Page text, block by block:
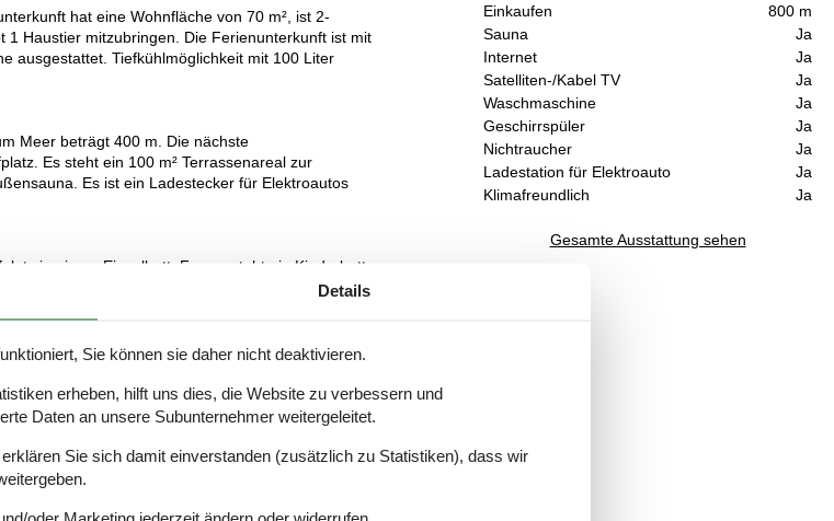
Einkaufen
800 m
Sauna
Ja
Internet
Ja
Satelliten-/Kabel TV
Ja
Waschmaschine
Ja
Geschirrspüler
Ja
Nichtraucher
Ja
Ladestation für Elektroauto
Ja
Klimafreundlich
Ja
Gesamte Ausstattung sehen
hat eine Wohnfläche von 70 m², ist 2-
Haustier mitzubringen. Die Ferienunterkunft ist mit
ausgestattet. Tiefkühlmöglichkeit mit 100 Liter
Meer beträgt 400 m. Die nächste
Es steht ein 100 m² Terrassenareal zur
Es ist ein Ladestecker für Elektroautos
in einem Einzelbett. Ferner steht ein Kinderbett
Mikrowelle sowie Geschirrspüler.
Details
Sie können sie daher nicht deaktivieren.
erheben, hilft uns dies, die Website zu verbessern und
Daten an unsere Subunternehmer weitergeleitet.
Sie sich damit einverstanden (zusätzlich zu Statistiken), dass wir